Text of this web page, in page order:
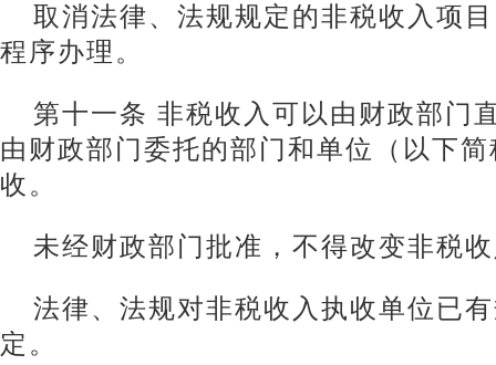
取消法律、法规规定的非税收入项
程序办理。
第十一条 非税收入可以由财政部门
由财政部门委托的部门和单位（以下
收。
未经财政部门批准，不得改变非税
法律、法规对非税收入执收单位已
定。